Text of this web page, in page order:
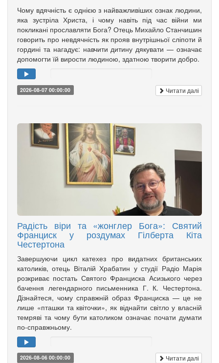
Чому вдячність є однією з найважливіших ознак людини,
яка зустріла Христа, і чому навіть під час війни ми
покликані прославляти Бога? Отець Михайло Станчишин
говорить про невдячність як прояв внутрішньої сліпоти й
гордині та нагадує: навчити дитину дякувати — означає
допомогти їй вирости людиною, здатною творити добро.
2026-08-07 00:00:00 Читати далі
Радість віри та «жонглер Бога»: Святий
Франциск у роздумах Гілберта Кіта
Честертона
Завершуючи цикл катехез про видатних британських
католиків, отець Віталій Храбатин у студії Радіо Марія
розкриває постать Святого Франциска Асизького через
бачення легендарного письменника Г. К. Честертона.
Дізнайтеся, чому справжній образ Франциска — це не
лише «пташки та квіточки», як віднайти світло у власній
темряві та чому бути католиком означає почати думати
по-справжньому.
2026-08-06 00:00:00 Читати далі